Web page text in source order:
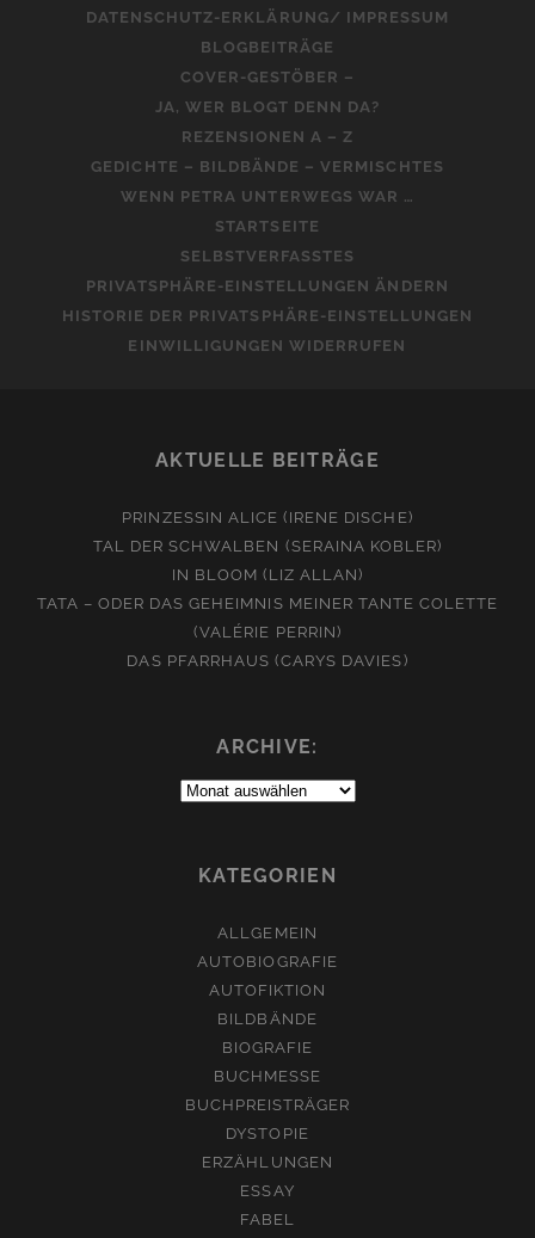
DATENSCHUTZ-ERKLÄRUNG/ IMPRESSUM
BLOGBEITRÄGE
COVER-GESTÖBER –
JA, WER BLOGT DENN DA?
REZENSIONEN A – Z
GEDICHTE – BILDBÄNDE – VERMISCHTES
WENN PETRA UNTERWEGS WAR …
STARTSEITE
SELBSTVERFASSTES
PRIVATSPHÄRE-EINSTELLUNGEN ÄNDERN
HISTORIE DER PRIVATSPHÄRE-EINSTELLUNGEN
EINWILLIGUNGEN WIDERRUFEN
AKTUELLE BEITRÄGE
PRINZESSIN ALICE (IRENE DISCHE)
TAL DER SCHWALBEN (SERAINA KOBLER)
IN BLOOM (LIZ ALLAN)
TATA – ODER DAS GEHEIMNIS MEINER TANTE COLETTE
(VALÉRIE PERRIN)
DAS PFARRHAUS (CARYS DAVIES)
ARCHIVE:
Archive:
KATEGORIEN
ALLGEMEIN
AUTOBIOGRAFIE
AUTOFIKTION
BILDBÄNDE
BIOGRAFIE
BUCHMESSE
BUCHPREISTRÄGER
DYSTOPIE
ERZÄHLUNGEN
ESSAY
FABEL